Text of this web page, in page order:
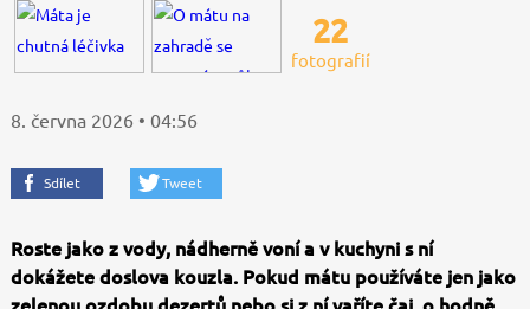
22
fotografií
8. června 2026 • 04:56
Sdílet Tweet
Roste jako z vody, nádherně voní a v kuchyni s ní
dokážete doslova kouzla. Pokud mátu používáte jen jako